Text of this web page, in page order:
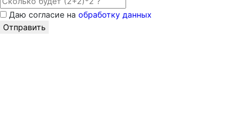
Даю согласие на обработку данных
Отправить